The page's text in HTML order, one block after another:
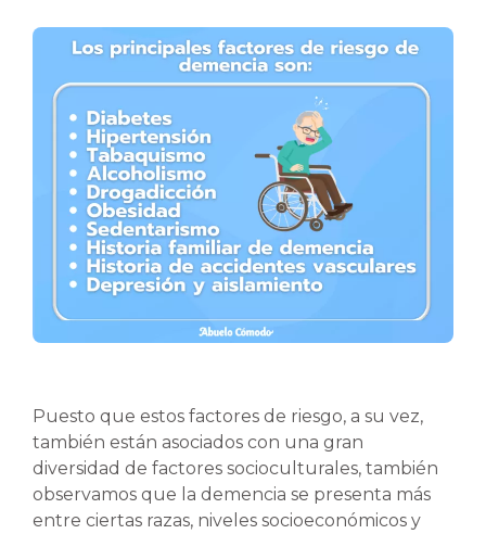
Puesto que estos factores de riesgo, a su vez,
también están asociados con una gran
diversidad de factores socioculturales, también
observamos que la demencia se presenta más
entre ciertas razas, niveles socioeconómicos y